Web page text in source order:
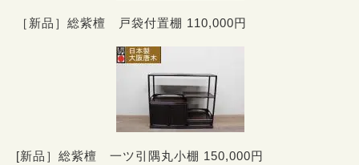
［新品］総紫檀 戸袋付置棚 110,000円
[新品］総紫檀 一ツ引隅丸小棚 150,000円